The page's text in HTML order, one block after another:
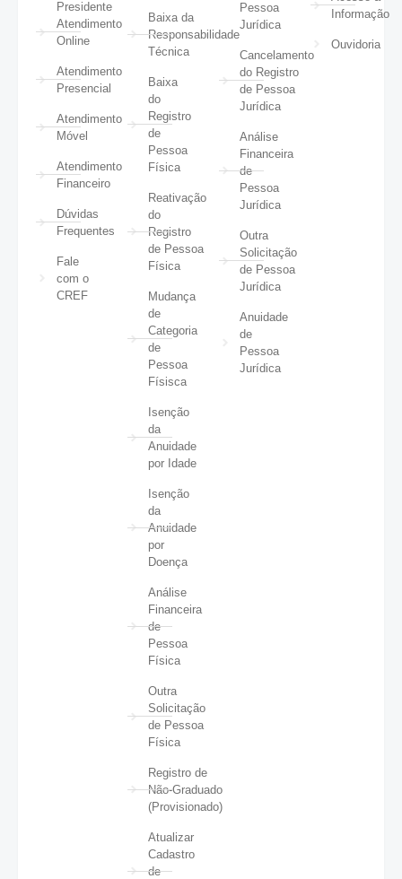
Presidente
Atendimento
Online
Atendimento
Presencial
Atendimento
Móvel
Atendimento
Financeiro
Dúvidas
Frequentes
Fale
com o
CREF
Baixa da
Responsabilidade
Técnica
Baixa
do
Registro
de
Pessoa
Física
Reativação
do
Registro
de Pessoa
Física
Mudança
de
Categoria
de
Pessoa
Físisca
Isenção
da
Anuidade
por Idade
Isenção
da
Anuidade
por
Doença
Análise
Financeira
de
Pessoa
Física
Outra
Solicitação
de Pessoa
Física
Registro de
Não-Graduado
(Provisionado)
Atualizar
Cadastro
de
Pessoa
Jurídica
Cancelamento
do Registro
de Pessoa
Jurídica
Análise
Financeira
de
Pessoa
Jurídica
Outra
Solicitação
de Pessoa
Jurídica
Anuidade
de
Pessoa
Jurídica
Informação
Ouvidoria